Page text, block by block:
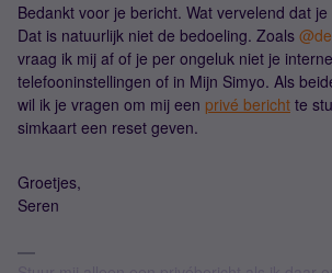
Bedankt voor je bericht. Wat vervelend dat
Dat is natuurlijk niet de bedoeling. Zoals
vraag ik mij af of je per ongeluk niet je
telefooninstellingen of in Mijn Simyo. Als
wil ik je vragen om mij een privé bericht te
simkaart een reset geven.
Groetjes,
Seren